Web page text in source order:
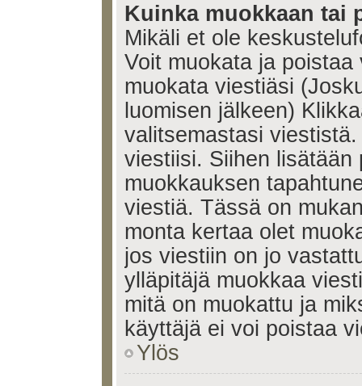
Kuinka muokkaan tai
Mikäli et ole
Voit muokata ja
muokata viestiäsi
luomisen jälkeen)
valitsemastasi
viestiisi. Siihen lisätään
muokkauksen
viestiä. Tässä on
monta kertaa olet
jos viestiin on jo
ylläpitäjä muokkaa
mitä on muokattu ja
käyttäjä ei voi poistaa
Ylös